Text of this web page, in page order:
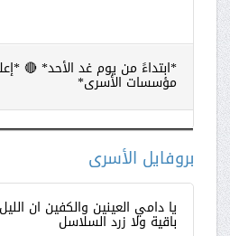
*ابتداءً من يوم غد الأحد* 🔴
مؤسسات الأسرى*
بروفايل الأسرى
يا دامي العينين والكفين ان
باقية ولا زرد السلاسل